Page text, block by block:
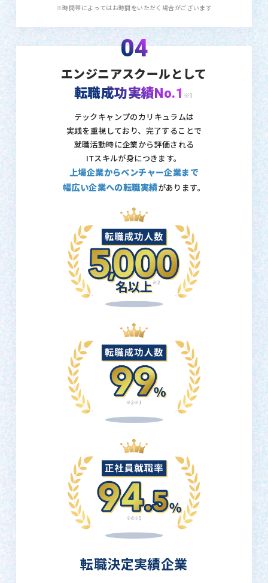
※時間帯によってはお時間をいただく場合がございます
04
エンジニアスクールとして
転職成功実績No.1 ※1
テックキャンプのカリキュラムは
実践を重視しており、 完了することで
就職活動時に企業から評価される
ITスキルが身につきます。
上場企業からベンチャー企業まで
幅広い企業への転職実績があります。
転職決定実績企業